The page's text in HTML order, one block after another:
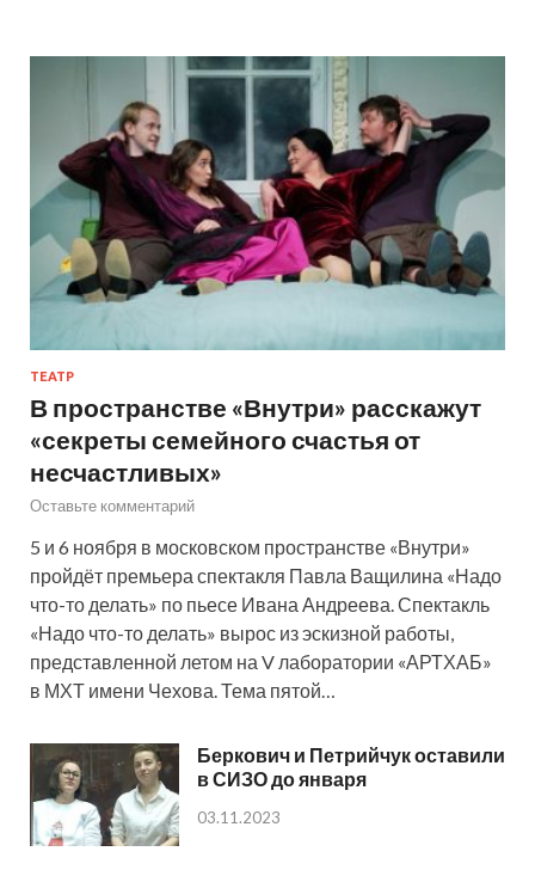
ТЕАТР
В пространстве «Внутри» расскажут
«секреты семейного счастья от
несчастливых»
Оставьте комментарий
5 и 6 ноября в московском пространстве «Внутри»
пройдёт премьера спектакля Павла Ващилина «Надо
что-то делать» по пьесе Ивана Андреева. Спектакль
«Надо что-то делать» вырос из эскизной работы,
представленной летом на V лаборатории «АРТХАБ»
в МХТ имени Чехова. Тема пятой…
Беркович и Петрийчук оставили
в СИЗО до января
03.11.2023